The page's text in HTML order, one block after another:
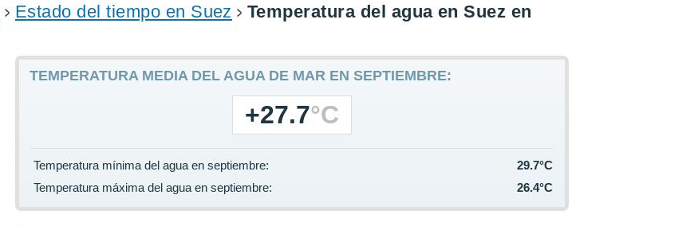
Estado del tiempo en Suez
Temperatura del agua en Suez en
TEMPERATURA MEDIA DEL AGUA DE MAR EN SEPTIEMBRE:
+27.7°C
Temperatura mínima del agua en septiembre:
29.7°C
Temperatura máxima del agua en septiembre:
26.4°C